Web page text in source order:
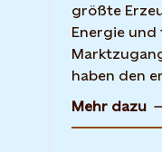
größte
Energie
haben den
Mehr dazu